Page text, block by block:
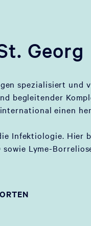
Georg
spezialisiert und
begleitender
einen
Infektiologie. Hier
Lyme-